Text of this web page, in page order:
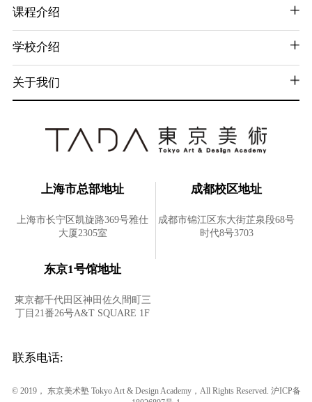
课程介绍
学校介绍
关于我们
上海市总部地址
上海市长宁区凯旋路369号雅仕
大厦2305室
成都校区地址
成都市锦江区东大街芷泉段68号
时代8号3703
东京1号馆地址
東京都千代田区神田佐久間町三
丁目21番26号A&T SQUARE 1F
联系电话:
© 2019， 东京美术塾 Tokyo Art & Design Academy，All Rights Reserved. 沪ICP备